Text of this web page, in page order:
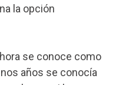
la opción
se conoce como
años se conocía